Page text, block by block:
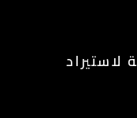
لاستيراد